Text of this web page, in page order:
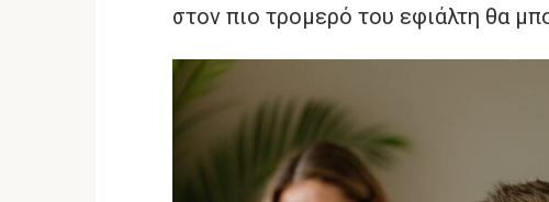
στον πιο τρομερό του εφιάλτη θα